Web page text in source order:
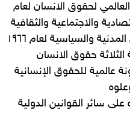
لحقوق الانسان لعام
والاجتماعية والثقافية
حقوق الانسان
عالمية للحقوق الإنسانية
سائر القوانين الدولية